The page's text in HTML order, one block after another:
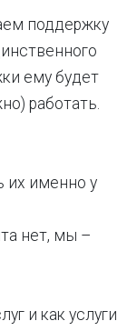
поддержку
ему будет
работать.
их именно у
нет, мы –
и как услуги